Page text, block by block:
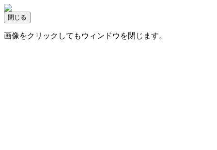
画像をクリックしてもウィンドウを閉じます。